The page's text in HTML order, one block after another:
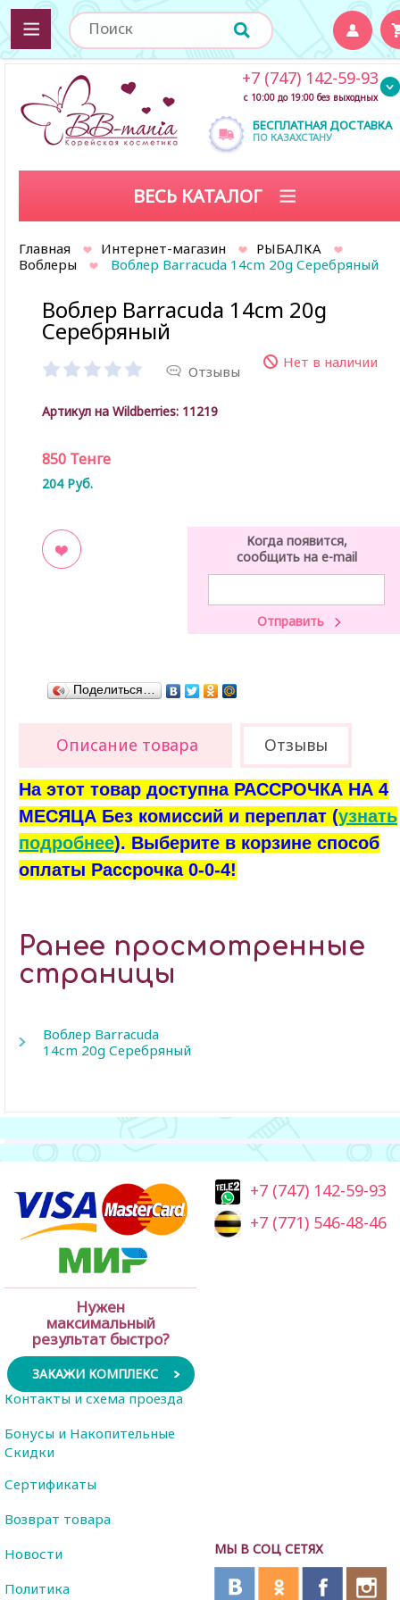
БЕСПЛАТНАЯ ДОСТАВКА
ПО КАЗАХСТАНУ
+7 (747) 142-59-93
с 10:00 до 19:00 без выходных
ВЕСЬ КАТАЛОГ
Главная Интернет-магазин
РЫБАЛКА
Воблеры
Воблер Barracuda 14cm 20g Серебряный
Воблер Barracuda 14cm 20g
Серебряный
Отзывы
Нет в наличии
Артикул на Wildberries: 11219
850 Тенге
204 Руб.
Когда появится,
сообщить на e-mail
Поделиться…
Описание товара Отзывы
На этот товар доступна РАССРОЧКА НА 4
МЕСЯЦА Без комиссий и переплат (узнать
подробнее). Выберите в корзине способ
оплаты Рассрочка 0-0-4!
Ранее просмотренные
страницы
Воблер Barracuda
14cm 20g Серебряный
Нужен
максимальный
результат быстро?
ЗАКАЖИ КОМПЛЕКС
+7 (747) 142-59-93
+7 (771) 546-48-46
МЫ В СОЦ СЕТЯХ
Контакты и схема проезда
Бонусы и Накопительные
Скидки
Сертификаты
Возврат товара
Новости
Политика